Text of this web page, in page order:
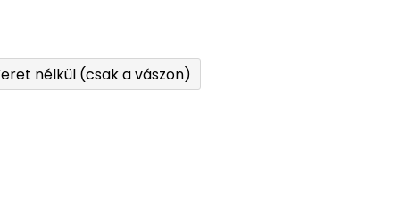
nélkül (csak a vászon)